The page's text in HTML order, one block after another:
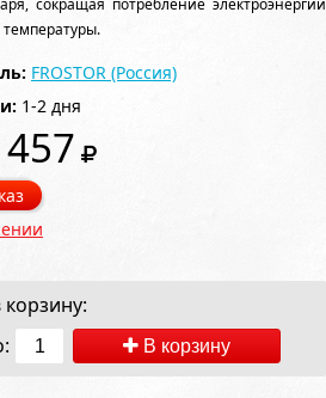
сокращая потребление электроэнергии
FROSTOR (Россия)
1-2 дня
В корзину